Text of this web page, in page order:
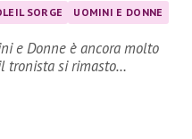
SORGE UOMINI E DONNE
e Donne è ancora molto
tronista si rimasto…